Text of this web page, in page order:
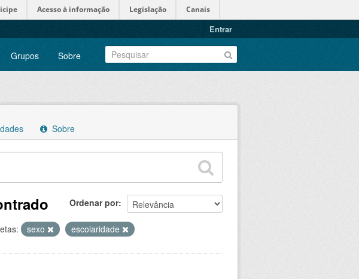
Acesso à informação Legislação Canais
Entrar
Grupos Sobre
Sobre
Ordenar por
sexo escolaridade